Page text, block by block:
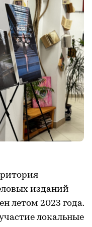
изданий
летом 2023 года.
локальные